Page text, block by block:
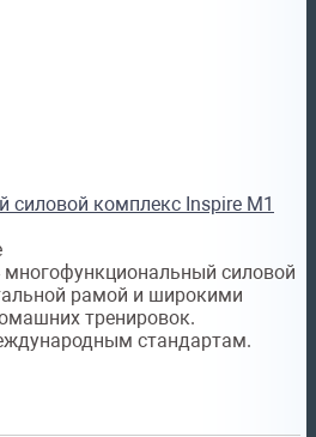
комплекс Inspire M1
силовой
рамой и широкими
тренировок.
стандартам.